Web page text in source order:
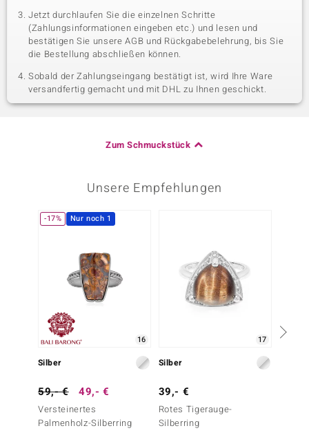
Jetzt durchlaufen Sie die einzelnen Schritte
(Zahlungsinformationen eingeben etc.) und lesen und
bestätigen Sie unsere AGB und Rückgabebelehrung, bis Sie
die Bestellung abschließen können.
Sobald der Zahlungseingang bestätigt ist, wird Ihre Ware
versandfertig gemacht und mit DHL zu Ihnen geschickt.
Zum Schmuckstück
Unsere Empfehlungen
-17% Nur noch 1
16
Silber
59,- € 49,- €
Versteinertes
Palmenholz-Silberring
17
Silber
39,- €
Rotes Tigerauge-
Silberring